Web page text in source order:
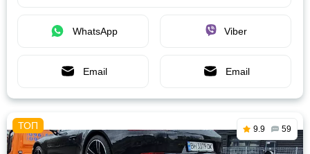
WhatsApp Viber
Email Email
9.9 59